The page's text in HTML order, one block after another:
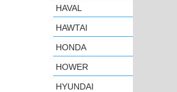
HAVAL
HAWTAI
HONDA
HOWER
HYUNDAI